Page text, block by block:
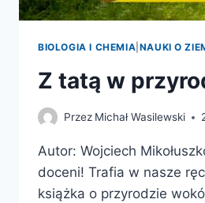
BIOLOGIA I CHEMIA NAUKI O
Z tatą w
Przez Michał Wasilewski
Autor: Wojciech
doceni! Trafia w nasze
książka o przyrodzie